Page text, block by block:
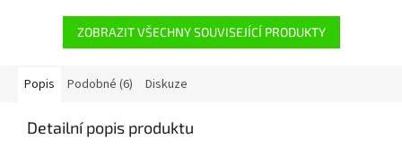
ZOBRAZIT VŠECHNY SOUVISEJÍCÍ PRODUKTY
Popis Podobné (6) Diskuze
Detailní popis produktu